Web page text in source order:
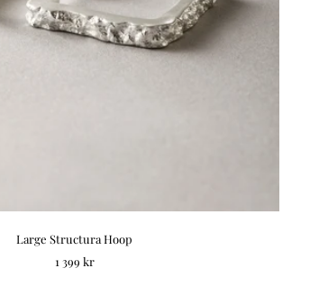
Large Structura Hoop
REA-pris
1 399 kr